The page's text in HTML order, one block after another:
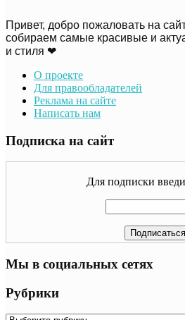
Привет, добро пожаловать на
собираем самые красивые и
и стиля ❤
О проекте
Для правообладателей
Реклама на сайте
Написать нам
Подписка на сайт
Для подписки
Мы в социальных сетях
Рубрики